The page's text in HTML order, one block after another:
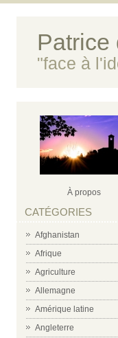
Patrice
"face à
À propos
CATÉGORIES
Afghanistan
Afrique
Agriculture
Allemagne
Amérique latine
Angleterre